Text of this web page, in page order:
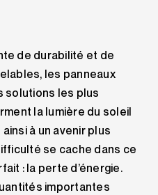
de durabilité et de
les panneaux
solutions les plus
la lumière du soleil
à un avenir plus
se cache dans ce
: la perte d’énergie.
importantes